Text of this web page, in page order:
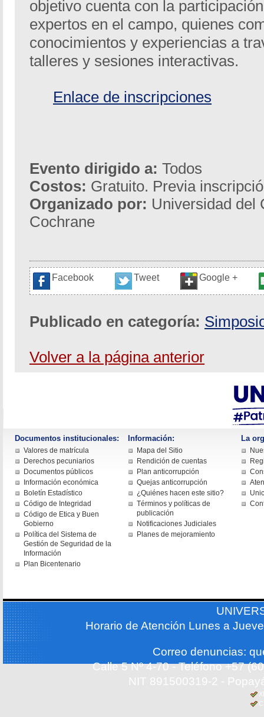
objetivo cuenta con la
expertos en el campo, quienes
conocimientos y experiencias a
talleres y sesiones interactivas.
Enlace de inscripciones
Evento dirigido a: Todos
Costos: Gratuito. Previa
Organizado por: Universidad del
Cochrane
Facebook Tweet Google +
Publicado en categoría:
Volver a la página anterior
Documentos institucionales:
Valores de matrícula
Derechos pecuniarios
Documentos públicos
Información económica
Boletín Estadístico
Código de Integridad
Código de Etica y Buen
Gobierno
Política del Sistema de
Gestión de Seguridad de la
Información
Plan Bicentenario
Información:
Mapa del Sitio
Rendición de cuentas
Plan anticorrupción
Quejas anticorrupción
¿Quiénes hacen este sitio?
Términos y políticas de
publicación
Notificaciones Judiciales
Planes de mejoramiento
La
Horario de Atención Lunes a
Correo denuncias:
Calle 5 Nº 4-70 - Teléfono +57
NIT 891500319-2 -